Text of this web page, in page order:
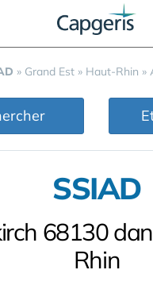
» Grand Est » Haut-Rhin »
SSIAD
68130
Rhin